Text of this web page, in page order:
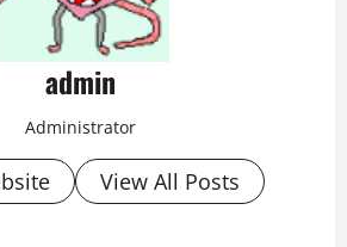
admin
Administrator
View All Posts